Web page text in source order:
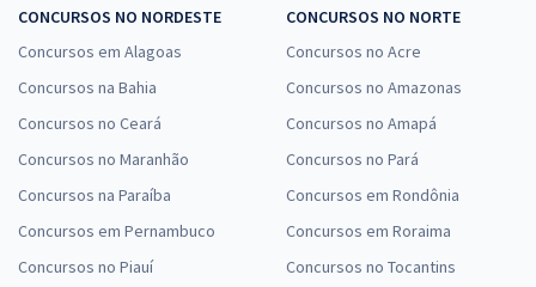
CONCURSOS NO NORDESTE
Concursos em Alagoas
Concursos na Bahia
Concursos no Ceará
Concursos no Maranhão
Concursos na Paraíba
Concursos em Pernambuco
Concursos no Piauí
CONCURSOS NO NORTE
Concursos no Acre
Concursos no Amazonas
Concursos no Amapá
Concursos no Pará
Concursos em Rondônia
Concursos em Roraima
Concursos no Tocantins